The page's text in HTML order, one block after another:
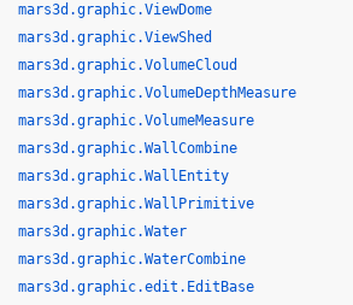
mars3d.graphic.ViewDome
mars3d.graphic.ViewShed
mars3d.graphic.VolumeCloud
mars3d.graphic.VolumeDepthMeasure
mars3d.graphic.VolumeMeasure
mars3d.graphic.WallCombine
mars3d.graphic.WallEntity
mars3d.graphic.WallPrimitive
mars3d.graphic.Water
mars3d.graphic.WaterCombine
mars3d.graphic.edit.EditBase